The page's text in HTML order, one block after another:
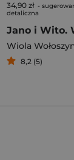
34,90 zł -
detaliczna
Wiola
8,2 (5)